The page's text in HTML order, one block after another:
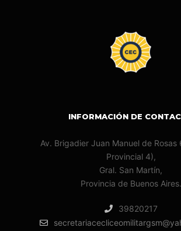
INFORMACIÓN DE
Av. Brigadier Juan Manuel de Rosas
Provincial 4),
Gral. San Martín,
Provincia de Buenos Aires.
39820217